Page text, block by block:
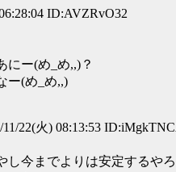
ID:AVZRvO32
にー(め_め,,)？
ー(め_め,,)
11/22(火) 08:13:53
し今までよりは安定するや